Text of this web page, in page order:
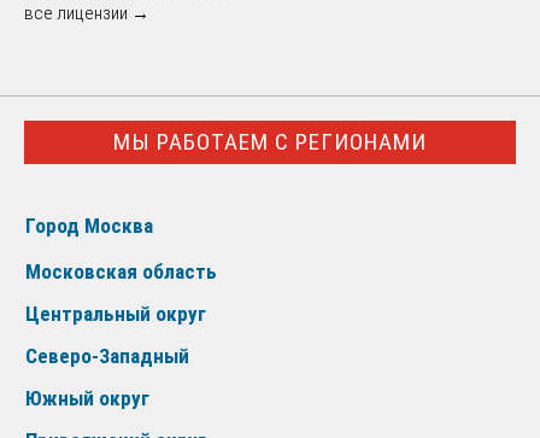
все лицензии →
МЫ РАБОТАЕМ С РЕГИОНАМИ
Город Москва
Московская область
Центральный округ
Северо-Западный
Южный округ